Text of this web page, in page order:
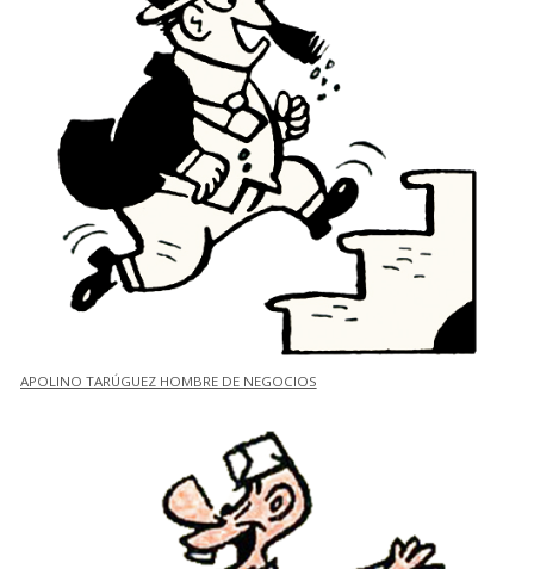
APOLINO TARÚGUEZ HOMBRE DE NEGOCIOS